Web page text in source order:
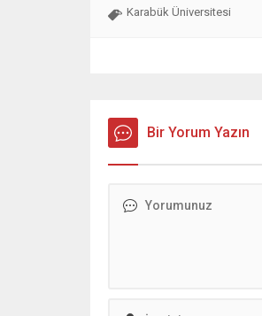
Karabük Üniversitesi
Bir Yorum Yazın